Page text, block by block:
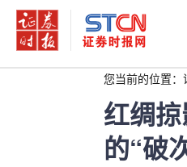
您当前的位置：
红绸
的“破